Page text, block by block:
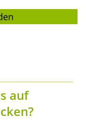
auf